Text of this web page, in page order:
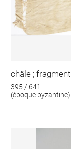
châle ; fragment
395 / 641
(époque byzantine)